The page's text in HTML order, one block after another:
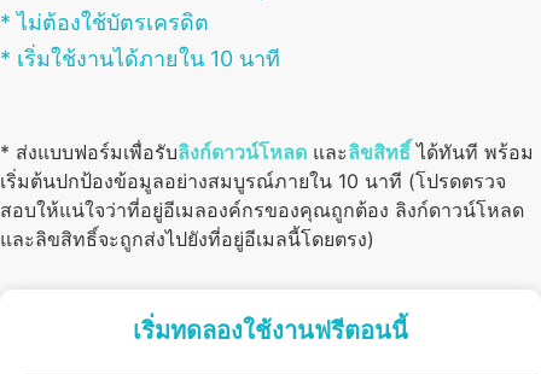
* ไม่ต้องใช้บัตรเครดิต
* เริ่มใช้งานได้ภายใน 10 นาที
* ส่งแบบฟอร์มเพื่อรับลิงก์ดาวน์โหลด และลิขสิทธิ์ ได้ทันที พร้อม
เริ่มต้นปกป้องข้อมูลอย่างสมบูรณ์ภายใน 10 นาที (โปรดตรวจ
สอบให้แน่ใจว่าที่อยู่อีเมลองค์กรของคุณถูกต้อง ลิงก์ดาวน์โหลด
และลิขสิทธิ์จะถูกส่งไปยังที่อยู่อีเมลนี้โดยตรง)
เริ่มทดลองใช้งานฟรีตอนนี้